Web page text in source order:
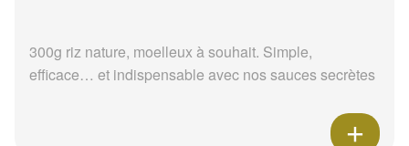
300g riz nature, moelleux à souhait. Simple,
efficace… et indispensable avec nos sauces secrètes